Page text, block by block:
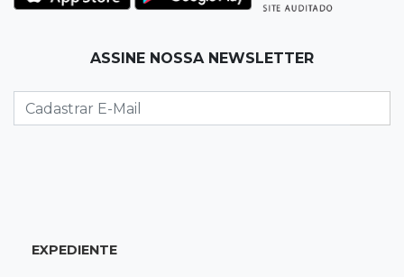
Palmeiras e Vasco confirmam vagas nas
Eleitorado aprova teste da urna, mas diz que
colinha será "fundamental"
ASSINE NOSSA NEWSLETTER
EXPEDIENTE